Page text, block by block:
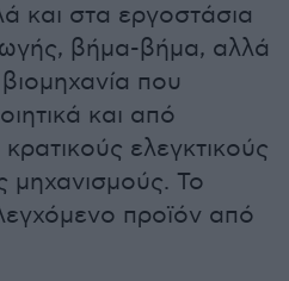
και στα εργοστάσια
βήμα-βήμα, αλλά
που
και από
ελεγκτικούς
μηχανισμούς. Το
προϊόν από